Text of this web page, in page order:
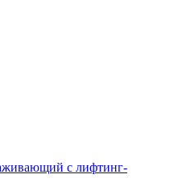
с лифтинг-